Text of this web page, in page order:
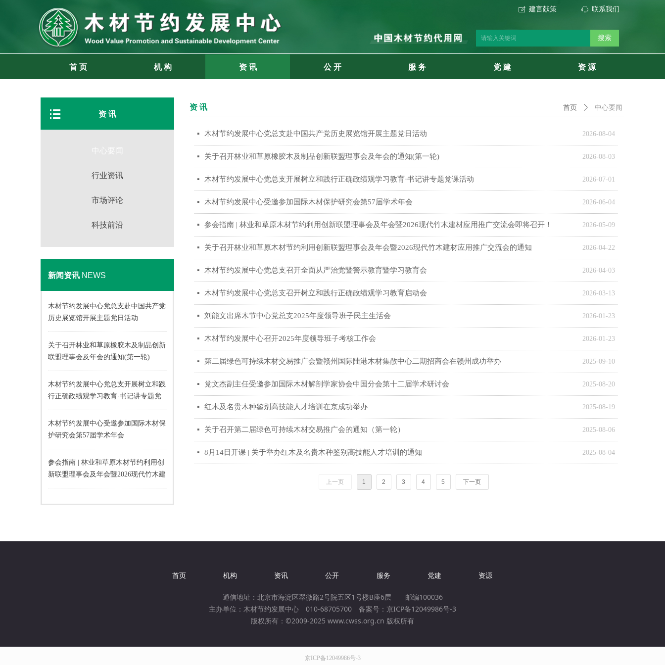
ꂐ 建言献策 ꁱ 联系我们
搜索
首 页 机 构 资 讯 公 开 服 务 党 建 资 源
资 讯
뀑
中心要闻
行业资讯
市场评论
科技前沿
新闻资讯 NEWS
木材节约发展中心党总支赴中国共产党
历史展览馆开展主题党日活动
关于召开林业和草原橡胶木及制品创新
联盟理事会及年会的通知(第一轮)
木材节约发展中心党总支开展树立和践
行正确政绩观学习教育·书记讲专题党
课活动
木材节约发展中心受邀参加国际木材保
护研究会第57届学术年会
参会指南 | 林业和草原木材节约利用创
新联盟理事会及年会暨2026现代竹木建
材应用推广交流会即将召开！
资 讯 首页 ꄲ 中心要闻
2026-08-04
넷 木材节约发展中心党总支赴中国共产党历史展览馆开展主题党日活动
2026-08-03
넷 关于召开林业和草原橡胶木及制品创新联盟理事会及年会的通知(第一轮)
2026-07-01
넷 木材节约发展中心党总支开展树立和践行正确政绩观学习教育·书记讲专题党课活动
2026-06-04
넷 木材节约发展中心受邀参加国际木材保护研究会第57届学术年会
2026-05-09
넷 参会指南 | 林业和草原木材节约利用创新联盟理事会及年会暨2026现代竹木建材应用推广交流会即将召开！
2026-04-22
넷 关于召开林业和草原木材节约利用创新联盟理事会及年会暨2026现代竹木建材应用推广交流会的通知
2026-04-03
넷 木材节约发展中心党总支召开全面从严治党暨警示教育暨学习教育会
2026-03-13
넷 木材节约发展中心党总支召开树立和践行正确政绩观学习教育启动会
2026-01-23
넷 刘能文出席木节中心党总支2025年度领导班子民主生活会
2026-01-23
넷 木材节约发展中心召开2025年度领导班子考核工作会
2025-09-10
넷 第二届绿色可持续木材交易推广会暨赣州国际陆港木材集散中心二期招商会在赣州成功举办
2025-08-20
넷 党文杰副主任受邀参加国际木材解剖学家协会中国分会第十二届学术研讨会
2025-08-19
넷 红木及名贵木种鉴别高技能人才培训在京成功举办
2025-08-06
넷 关于召开第二届绿色可持续木材交易推广会的通知（第一轮）
2025-08-04
넷 8月14日开课 | 关于举办红木及名贵木种鉴别高技能人才培训的通知
上一页 1 2 3 4 5 下一页
首页 机构 资讯 公开 服务 党建 资源
通信地址：北京市海淀区翠微路2号院五区1号楼B座6层 邮编100036
主办单位：木材节约发展中心 010-68705700 备案号： 京ICP备12049986号-3
版权所有：©2009-2025 www.cwss.org.cn 版权所有
京ICP备12049986号-3